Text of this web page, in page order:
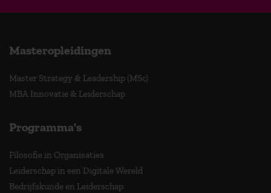
Masteropleidingen
Master Strategy & Leadership (MSc)
MBA Innovatie & Leiderschap
Programma's
Filosofie in Organisaties
Leiderschap in een Digitale Wereld
Bedrijfskunde en Leiderschap